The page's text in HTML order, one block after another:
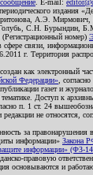
. E-mail:
издания
А.Э.
С.Н. Бурындин,
номер)
связи,
г. Территория
как электронный
Федерации» ,
газет и
Доступ к
п. 1 ст. 24
не относятся,
за правонарушения
информации» Закона
информации» (ФЗ-
правовую
основываются и